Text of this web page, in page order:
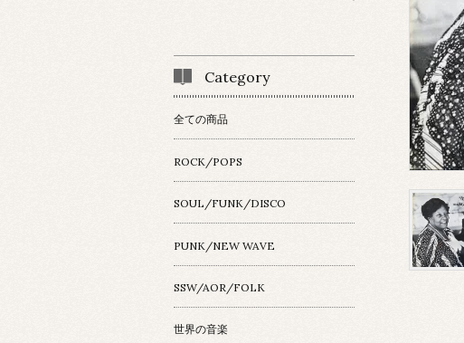
Category
全ての商品
ROCK/POPS
SOUL/FUNK/DISCO
PUNK/NEW WAVE
SSW/AOR/FOLK
世界の音楽